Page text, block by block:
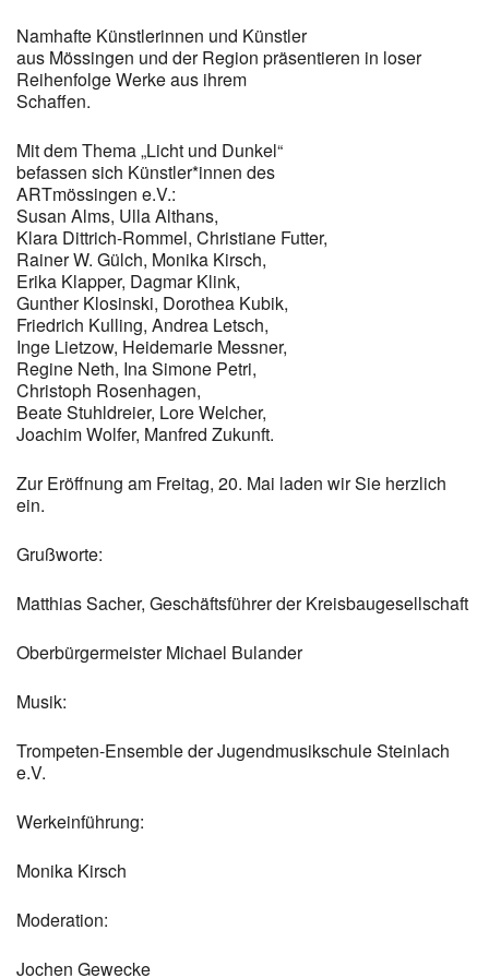
Namhafte Künstlerinnen und Künstler
aus Mössingen und der Region präsentieren in loser
Reihenfolge Werke aus ihrem
Schaffen.
Mit dem Thema „Licht und Dunkel“
befassen sich Künstler*innen des
ARTmössingen e.V.:
Susan Alms, Ulla Althans,
Klara Dittrich-Rommel, Christiane Futter,
Rainer W. Gülch, Monika Kirsch,
Erika Klapper, Dagmar Klink,
Gunther Klosinski, Dorothea Kubik,
Friedrich Kulling, Andrea Letsch,
Inge Lietzow, Heidemarie Messner,
Regine Neth, Ina Simone Petri,
Christoph Rosenhagen,
Beate Stuhldreier, Lore Welcher,
Joachim Wolfer, Manfred Zukunft.
Zur Eröffnung am Freitag, 20. Mai laden wir Sie herzlich
ein.
Grußworte:
Matthias Sacher, Geschäftsführer der Kreisbaugesellschaft
Oberbürgermeister Michael Bulander
Musik:
Trompeten-Ensemble der Jugendmusikschule Steinlach
e.V.
Werkeinführung:
Monika Kirsch
Moderation:
Jochen Gewecke